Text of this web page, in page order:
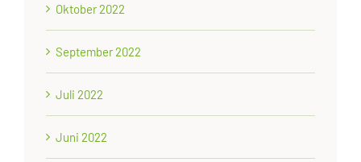
Oktober 2022
September 2022
Juli 2022
Juni 2022